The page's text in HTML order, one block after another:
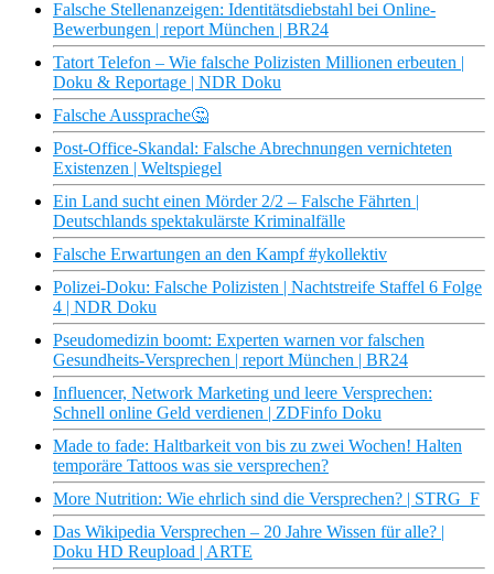
Falsche Stellenanzeigen: Identitätsdiebstahl bei Online-
Bewerbungen | report München | BR24
Tatort Telefon – Wie falsche Polizisten Millionen erbeuten |
Doku & Reportage | NDR Doku
Falsche Aussprache🤔
Post-Office-Skandal: Falsche Abrechnungen vernichteten
Existenzen | Weltspiegel
Ein Land sucht einen Mörder 2/2 – Falsche Fährten |
Deutschlands spektakulärste Kriminalfälle
Falsche Erwartungen an den Kampf #ykollektiv
Polizei-Doku: Falsche Polizisten | Nachtstreife Staffel 6 Folge
4 | NDR Doku
Pseudomedizin boomt: Experten warnen vor falschen
Gesundheits-Versprechen | report München | BR24
Influencer, Network Marketing und leere Versprechen:
Schnell online Geld verdienen | ZDFinfo Doku
Made to fade: Haltbarkeit von bis zu zwei Wochen! Halten
temporäre Tattoos was sie versprechen?
More Nutrition: Wie ehrlich sind die Versprechen? | STRG_F
Das Wikipedia Versprechen – 20 Jahre Wissen für alle? |
Doku HD Reupload | ARTE